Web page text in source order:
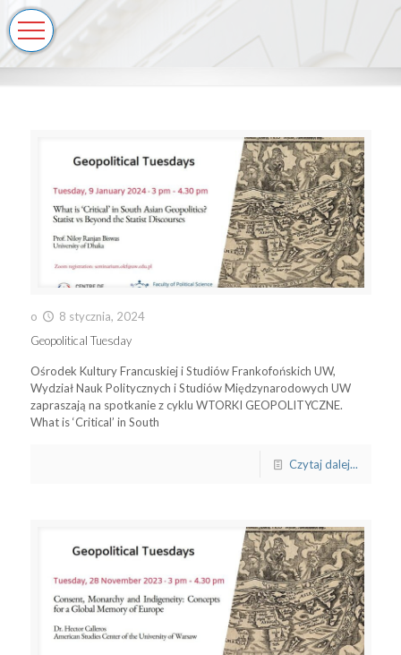
o
8 stycznia, 2024
Geopolitical Tuesday
Ośrodek Kultury Francuskiej i Studiów Frankofońskich UW,
Wydział Nauk Politycznych i Studiów Międzynarodowych UW
zapraszają na spotkanie z cyklu WTORKI GEOPOLITYCZNE.
What is ‘Critical’ in South
Czytaj dalej...